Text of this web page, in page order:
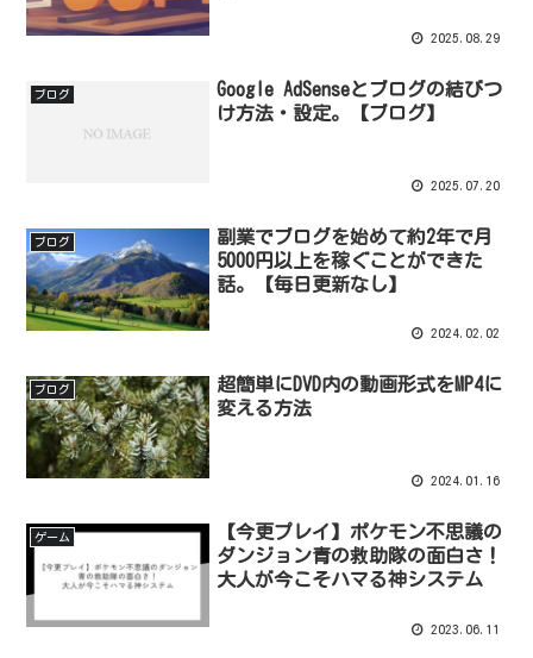
2025.08.29
ブログ
Google AdSenseとブログの結びつ
け方法・設定。【ブログ】
2025.07.20
ブログ
副業でブログを始めて約2年で月
5000円以上を稼ぐことができた
話。【毎日更新なし】
2024.02.02
ブログ
超簡単にDVD内の動画形式をMP4に
変える方法
2024.01.16
ゲーム
【今更プレイ】ポケモン不思議の
ダンジョン青の救助隊の面白さ！
大人が今こそハマる神システム
2023.06.11